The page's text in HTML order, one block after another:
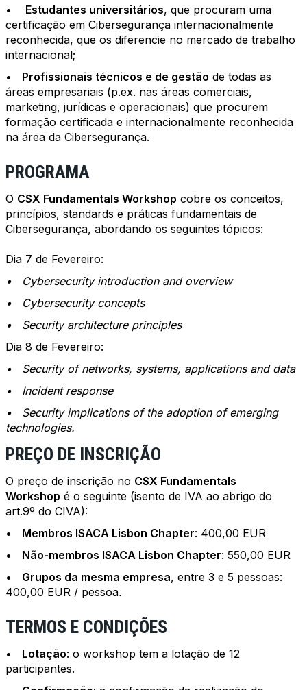
•
Estudantes universitários, que procuram uma
certificação em Cibersegurança internacionalmente
reconhecida, que os diferencie no mercado de trabalho
internacional;
• Profissionais técnicos e de gestão de todas as
áreas empresariais (p.ex. nas áreas comerciais,
marketing, jurídicas e operacionais) que procurem
formação certificada e internacionalmente reconhecida
na área da Cibersegurança.
PROGRAMA
O CSX Fundamentals Workshop cobre os conceitos,
princípios, standards e práticas fundamentais de
Cibersegurança, abordando os seguintes tópicos:
Dia 7 de Fevereiro:
• Cybersecurity introduction and overview
• Cybersecurity concepts
• Security architecture principles
Dia 8 de Fevereiro:
• Security of networks, systems, applications and data
• Incident response
• Security implications of the adoption of emerging
technologies.
PREÇO DE INSCRIÇÃO
O preço de inscrição no CSX Fundamentals
Workshop é o seguinte (isento de IVA ao abrigo do
art.9º do CIVA):
• Membros ISACA Lisbon Chapter: 400,00 EUR
• Não-membros ISACA Lisbon Chapter: 550,00 EUR
• Grupos da mesma empresa, entre 3 e 5 pessoas:
400,00 EUR / pessoa.
TERMOS E CONDIÇÕES
• Lotação: o workshop tem a lotação de 12
participantes.